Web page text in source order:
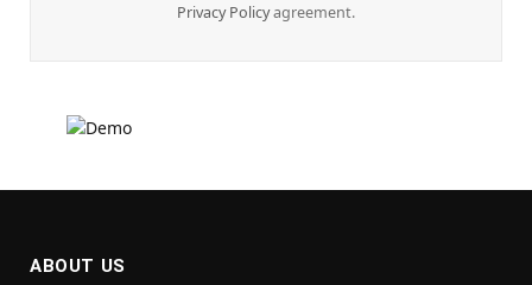
Privacy Policyagreement.
ABOUT US